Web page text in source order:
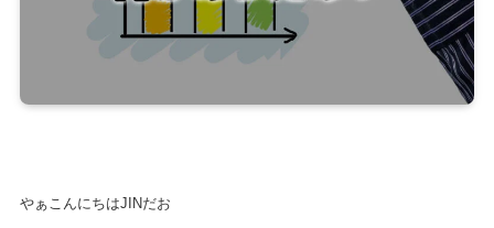
やぁこんにちはJINだお